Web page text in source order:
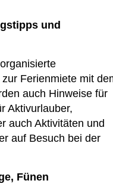
und
Ferienmiete mit
auch Hinweise für
Aktivurlauber,
auch Aktivitäten und
auf Besuch bei der
Fünen